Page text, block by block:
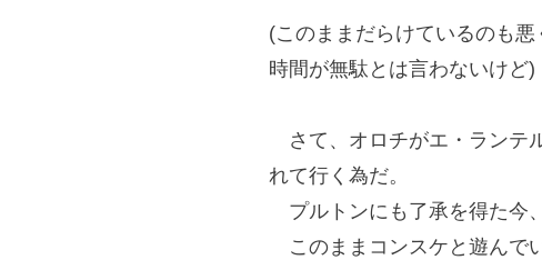
(このままだらけているのも
時間が無駄とは言わないけど)
さて、オロチがエ・ランテ
れて行く為だ。
プルトンにも了承を得た今
このままコンスケと遊んで